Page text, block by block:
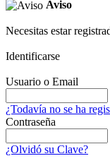
Aviso
Necesitas estar
Identificarse
Usuario o Email
¿Todavía no se ha
Contraseña
¿Olvidó su Clave?